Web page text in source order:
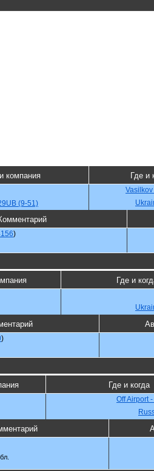
компания Где и
Vasilkov
(9-51)
)
Где и
)
Где и когда
Off Airport